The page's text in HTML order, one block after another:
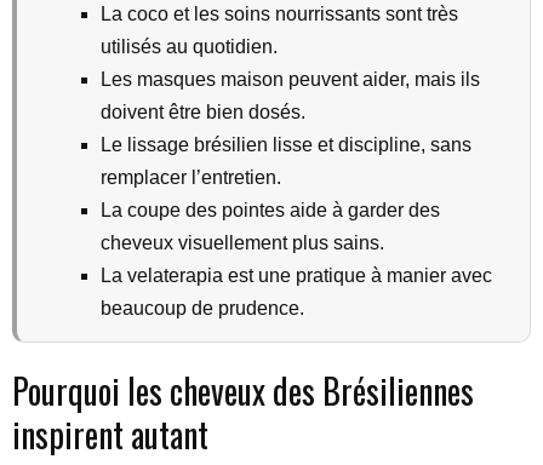
La coco et les soins nourrissants sont très
utilisés au quotidien.
Les masques maison peuvent aider, mais ils
doivent être bien dosés.
Le lissage brésilien lisse et discipline, sans
remplacer l’entretien.
La coupe des pointes aide à garder des
cheveux visuellement plus sains.
La velaterapia est une pratique à manier avec
beaucoup de prudence.
Pourquoi les cheveux des Brésiliennes
inspirent autant